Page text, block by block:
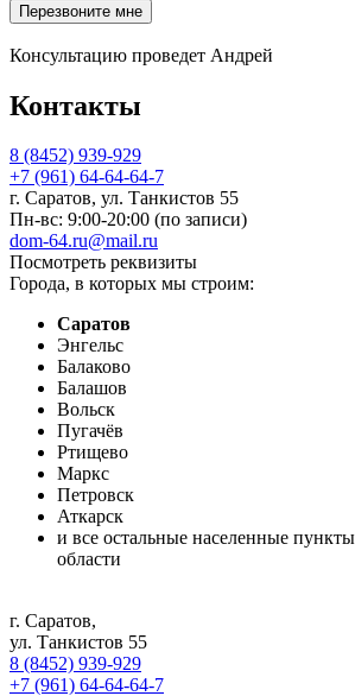
Перезвоните мне
Консультацию проведет Андрей
Контакты
8 (8452) 939-929
+7 (961) 64-64-64-7
г. Саратов, ул. Танкистов 55
Пн-вс: 9:00-20:00 (по записи)
dom-64.ru@mail.ru
Посмотреть реквизиты
Города, в которых мы строим:
Саратов
Энгельс
Балаково
Балашов
Вольск
Пугачёв
Ртищево
Маркс
Петровск
Аткарск
и все остальные населенные
области
г. Саратов,
ул. Танкистов 55
8 (8452) 939-929
+7 (961) 64-64-64-7